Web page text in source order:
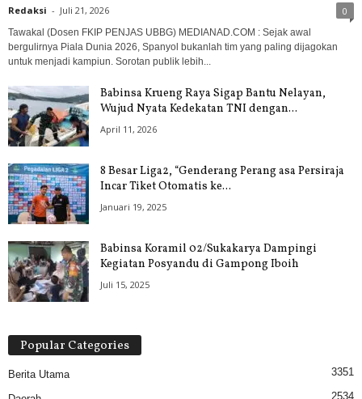
Redaksi - Juli 21, 2026 0
Tawakal (Dosen FKIP PENJAS UBBG) MEDIANAD.COM : Sejak awal
bergulirnya Piala Dunia 2026, Spanyol bukanlah tim yang paling dijagokan
untuk menjadi kampiun. Sorotan publik lebih...
Babinsa Krueng Raya Sigap Bantu Nelayan,
Wujud Nyata Kedekatan TNI dengan...
April 11, 2026
8 Besar Liga2, “Genderang Perang asa Persiraja
Incar Tiket Otomatis ke...
Januari 19, 2025
Babinsa Koramil 02/Sukakarya Dampingi
Kegiatan Posyandu di Gampong Iboih
Juli 15, 2025
Popular Categories
Berita Utama 3351
2534